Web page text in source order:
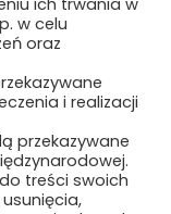
ich trwania w
w celu
oraz
i realizacji
przekazywane
treści swoich